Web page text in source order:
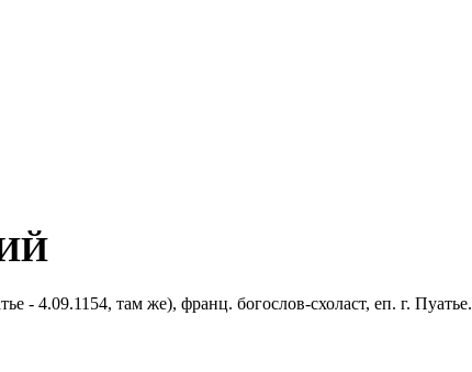
- 4.09.1154, там же), франц. богослов-схоласт, еп. г. Пуатье.